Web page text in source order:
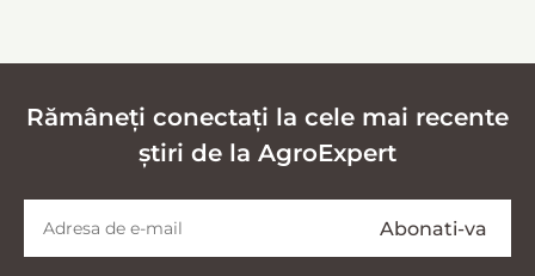
Rămâneți conectați la cele mai recente
știri de la AgroExpert